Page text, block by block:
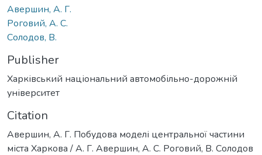
Авершин, А. Г.
Роговий, А. С.
Солодов, В.
Publisher
Харківський національний автомобільно-дорожній
університет
Citation
Авершин, А. Г. Побудова моделі центральної частини
міста Харкова / А. Г. Авершин, А. С. Роговий, В. Солодов